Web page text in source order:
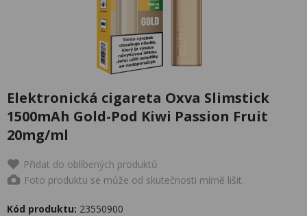
Elektronická cigareta Oxva Slimstick
1500mAh Gold-Pod Kiwi Passion Fruit
20mg/ml
Přidat do oblíbených produktů
Foto produktu se může od skutečnosti mírně lišit.
Kód produktu: 23550900